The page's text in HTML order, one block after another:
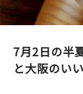
7月2日の半
と大阪のい